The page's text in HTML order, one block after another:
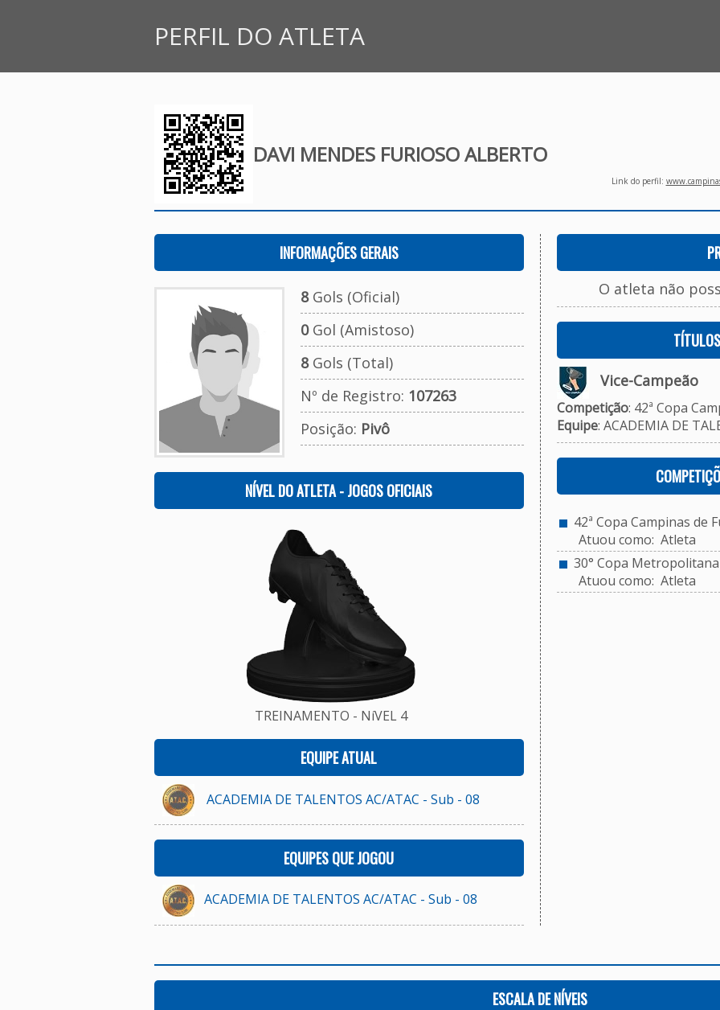
PERFIL DO ATLETA
DAVI MENDES FURIOSO ALBERTO
Link do perfil:
INFORMAÇÕES GERAIS
8Gols (Oficial)
0Gol (Amistoso)
8Gols (Total)
Nº de Registro: 107263
Posição: Pivô
NÍVEL DO ATLETA - JOGOS OFICIAIS
TREINAMENTO - NíVEL 4
EQUIPE ATUAL
ACADEMIA DE TALENTOS AC/ATAC - Sub - 08
EQUIPES QUE JOGOU
ACADEMIA DE TALENTOS AC/ATAC - Sub - 08
O atleta não
Vice-Campeão
Competição: 42ª Copa
Equipe: ACADEMIA DE
42ª Copa Campinas de
Atuou como: Atleta
30° Copa Metropolitana
Atuou como: Atleta
ESCALA DE NÍVEIS